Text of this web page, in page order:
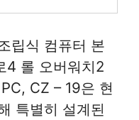
립식 컴퓨터 본
4 롤 오버워치2
CZ – 19은 현
특별히 설계된